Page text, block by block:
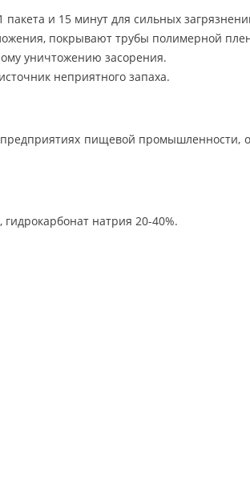
и 15 минут для сильных
покрывают трубы полимерной
уничтожению засорения.
неприятного запаха.
пищевой промышленности,
натрия 20-40%.